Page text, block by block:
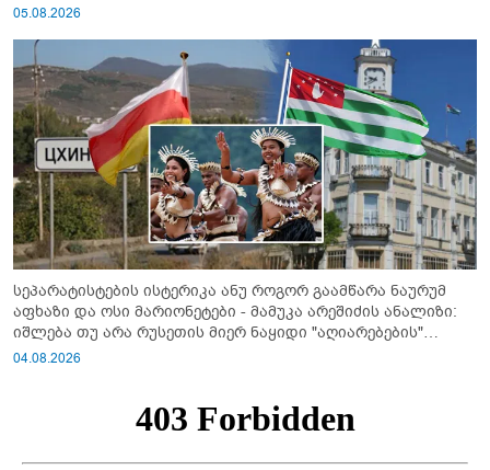
05.08.2026
სეპარატისტების ისტერიკა ანუ როგორ გაამწარა ნაურუმ
აფხაზი და ოსი მარიონეტები - მამუკა არეშიძის ანალიზი:
იშლება თუ არა რუსეთის მიერ ნაყიდი "აღიარებების"
სისტემა?!
04.08.2026